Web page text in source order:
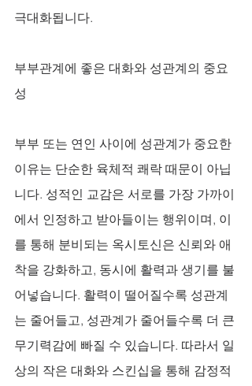
극대화됩니다.
부부관계에 좋은 대화와 성관계의 중요
성
부부 또는 연인 사이에 성관계가 중요한
이유는 단순한 육체적 쾌락 때문이 아닙
니다. 성적인 교감은 서로를 가장 가까이
에서 인정하고 받아들이는 행위이며, 이
를 통해 분비되는 옥시토신은 신뢰와 애
착을 강화하고, 동시에 활력과 생기를 불
어넣습니다. 활력이 떨어질수록 성관계
는 줄어들고, 성관계가 줄어들수록 더 큰
무기력감에 빠질 수 있습니다. 따라서 일
상의 작은 대화와 스킨십을 통해 감정적